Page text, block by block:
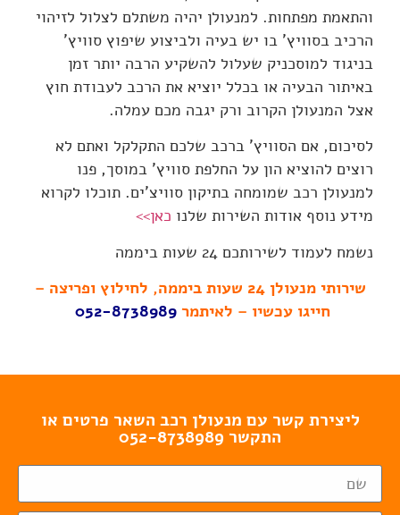
והתאמת מפתחות. למנעולן יהיה משתלם לצלול לזיהוי
הרכיב בסוויץ' בו יש בעיה ולביצוע שיפוץ סוויץ'
בניגוד למוסכניק שעלול להשקיע הרבה יותר זמן
באיתור הבעיה או בכלל יוציא את הרכב לעבודת חוץ
אצל המנעולן הקרוב ורק יגבה מכם עמלה.
לסיכום, אם הסוויץ' ברכב שלכם התקלקל ואתם לא
רוצים להוציא הון על החלפת סוויץ' במוסך, פנו
למנעולן רכב שמומחה בתיקון סוויצ'ים. תוכלו לקרוא
מידע נוסף אודות השירות שלנו כאן>>
נשמח לעמוד לשירותכם 24 שעות ביממה
שירותי מנעולן 24 שעות ביממה, לחילוץ ופריצה –
חייגו עכשיו – לאיתמר052-8738989
ליצירת קשר עם מנעולן רכב השאר פרטים או
התקשר 052-8738989